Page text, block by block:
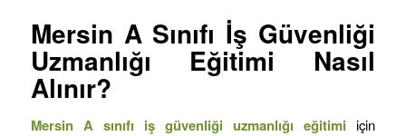
Mersin A Sınıfı İş Güvenliği
Uzmanlığı Eğitimi Nasıl
Alınır?
MersinA sınıfı iş güvenliği uzmanlığı eğitimi için